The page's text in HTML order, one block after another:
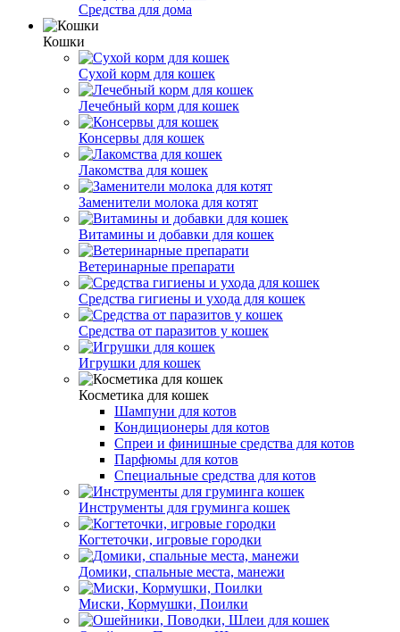
Средства для дома
Кошки
Сухой корм для кошек
Лечебный корм для кошек
Консервы для кошек
Лакомства для кошек
Заменители молока для котят
Витамины и добавки для кошек
Ветеринарные препарати
Средства гигиены и ухода для кошек
Средства от паразитов у кошек
Игрушки для кошек
Косметика для кошек
Шампуни для котов
Кондиционеры для котов
Спреи и финишные средства для котов
Парфюмы для котов
Специальные средства для котов
Инструменты для груминга кошек
Когтеточки, игровые городки
Домики, спальные места, манежи
Миски, Кормушки, Поилки